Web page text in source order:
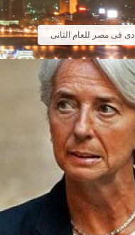
فى مصر للعام الثانى